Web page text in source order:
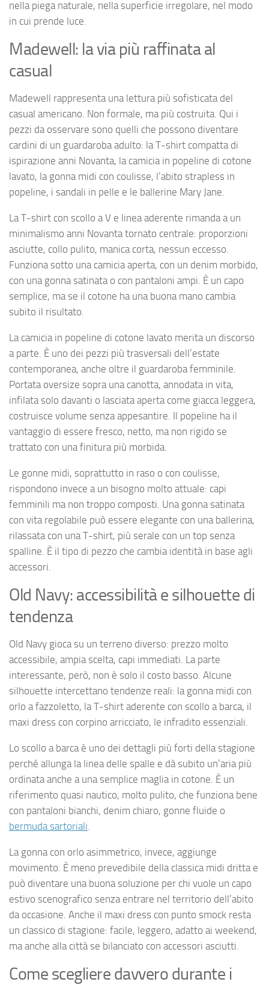
nella piega naturale, nella superficie irregolare, nel modo
in cui prende luce.
Madewell: la via più raffinata al
casual
Madewell rappresenta una lettura più sofisticata del
casual americano. Non formale, ma più costruita. Qui i
pezzi da osservare sono quelli che possono diventare
cardini di un guardaroba adulto: la T-shirt compatta di
ispirazione anni Novanta, la camicia in popeline di cotone
lavato, la gonna midi con coulisse, l’abito strapless in
popeline, i sandali in pelle e le ballerine Mary Jane.
La T-shirt con scollo a V e linea aderente rimanda a un
minimalismo anni Novanta tornato centrale: proporzioni
asciutte, collo pulito, manica corta, nessun eccesso.
Funziona sotto una camicia aperta, con un denim morbido,
con una gonna satinata o con pantaloni ampi. È un capo
semplice, ma se il cotone ha una buona mano cambia
subito il risultato.
La camicia in popeline di cotone lavato merita un discorso
a parte. È uno dei pezzi più trasversali dell’estate
contemporanea, anche oltre il guardaroba femminile.
Portata oversize sopra una canotta, annodata in vita,
infilata solo davanti o lasciata aperta come giacca leggera,
costruisce volume senza appesantire. Il popeline ha il
vantaggio di essere fresco, netto, ma non rigido se
trattato con una finitura più morbida.
Le gonne midi, soprattutto in raso o con coulisse,
rispondono invece a un bisogno molto attuale: capi
femminili ma non troppo composti. Una gonna satinata
con vita regolabile può essere elegante con una ballerina,
rilassata con una T-shirt, più serale con un top senza
spalline. È il tipo di pezzo che cambia identità in base agli
accessori.
Old Navy: accessibilità e silhouette di
tendenza
Old Navy gioca su un terreno diverso: prezzo molto
accessibile, ampia scelta, capi immediati. La parte
interessante, però, non è solo il costo basso. Alcune
silhouette intercettano tendenze reali: la gonna midi con
orlo a fazzoletto, la T-shirt aderente con scollo a barca, il
maxi dress con corpino arricciato, le infradito essenziali.
Lo scollo a barca è uno dei dettagli più forti della stagione
perché allunga la linea delle spalle e dà subito un’aria più
ordinata anche a una semplice maglia in cotone. È un
riferimento quasi nautico, molto pulito, che funziona bene
con pantaloni bianchi, denim chiaro, gonne fluide o
bermuda sartoriali
La gonna con orlo asimmetrico, invece, aggiunge
movimento. È meno prevedibile della classica midi dritta e
può diventare una buona soluzione per chi vuole un capo
estivo scenografico senza entrare nel territorio dell’abito
da occasione. Anche il maxi dress con punto smock resta
un classico di stagione: facile, leggero, adatto ai weekend,
ma anche alla città se bilanciato con accessori asciutti.
Come scegliere davvero durante i